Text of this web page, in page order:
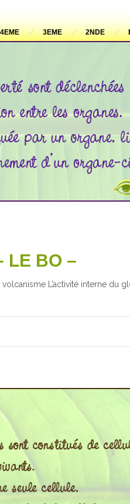
4EME 3EME 2NDE
LE BO –
L’activité interne du